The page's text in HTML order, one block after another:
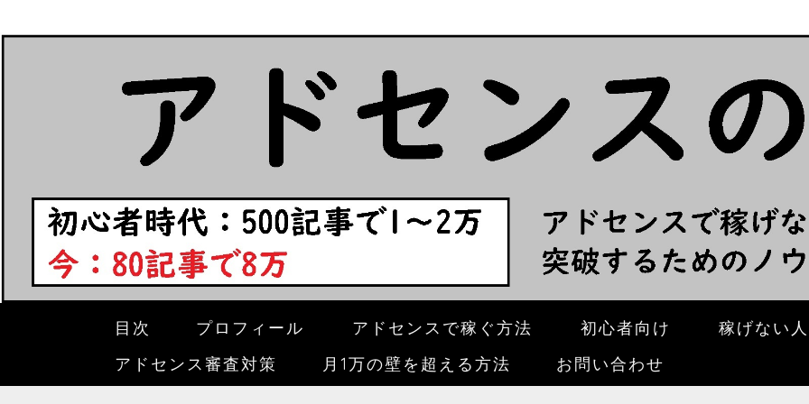
目次 プロフィール アドセンスで稼ぐ方法 初心者向け
稼げない
アドセンス審査対策
月1万の壁を超える方法 お問い合わせ